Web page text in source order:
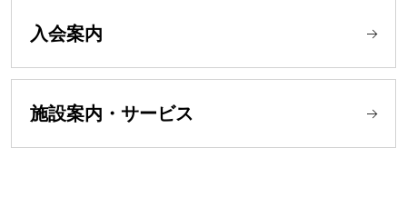
入会案内
施設案内・サービス